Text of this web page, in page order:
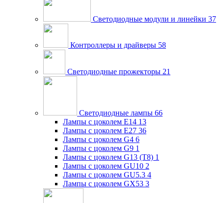
Светодиодные модули и линейки 37
Контроллеры и драйверы 58
Светодиодные прожекторы 21
Светодиодные лампы 66
Лампы с цоколем E14 13
Лампы с цоколем E27 36
Лампы с цоколем G4 6
Лампы с цоколем G9 1
Лампы с цоколем G13 (Т8) 1
Лампы с цоколем GU10 2
Лампы с цоколем GU5.3 4
Лампы с цоколем GX53 3